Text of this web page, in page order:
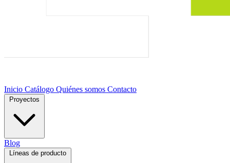
Inicio Catálogo Quiénes somos Contacto
Proyectos
Blog
Líneas de producto